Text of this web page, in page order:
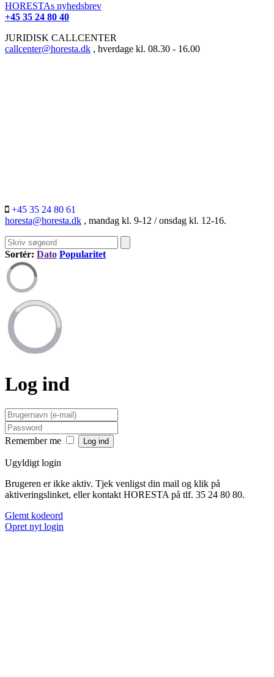
HORESTAs nyhedsbrev
+45 35 24 80 40
JURIDISK CALLCENTER
callcenter@horesta.dk , hverdage kl. 08.30 - 16.00
+45 35 24 80 61
horesta@horesta.dk , mandag kl. 9-12 / onsdag kl. 12-16.
Sortér: Dato Popularitet
Log ind
Remember me
Ugyldigt login
Brugeren er ikke aktiv. Tjek venligst din mail og klik på
aktiveringslinket, eller kontakt HORESTA på tlf. 35 24 80 80.
Glemt kodeord
Opret nyt login